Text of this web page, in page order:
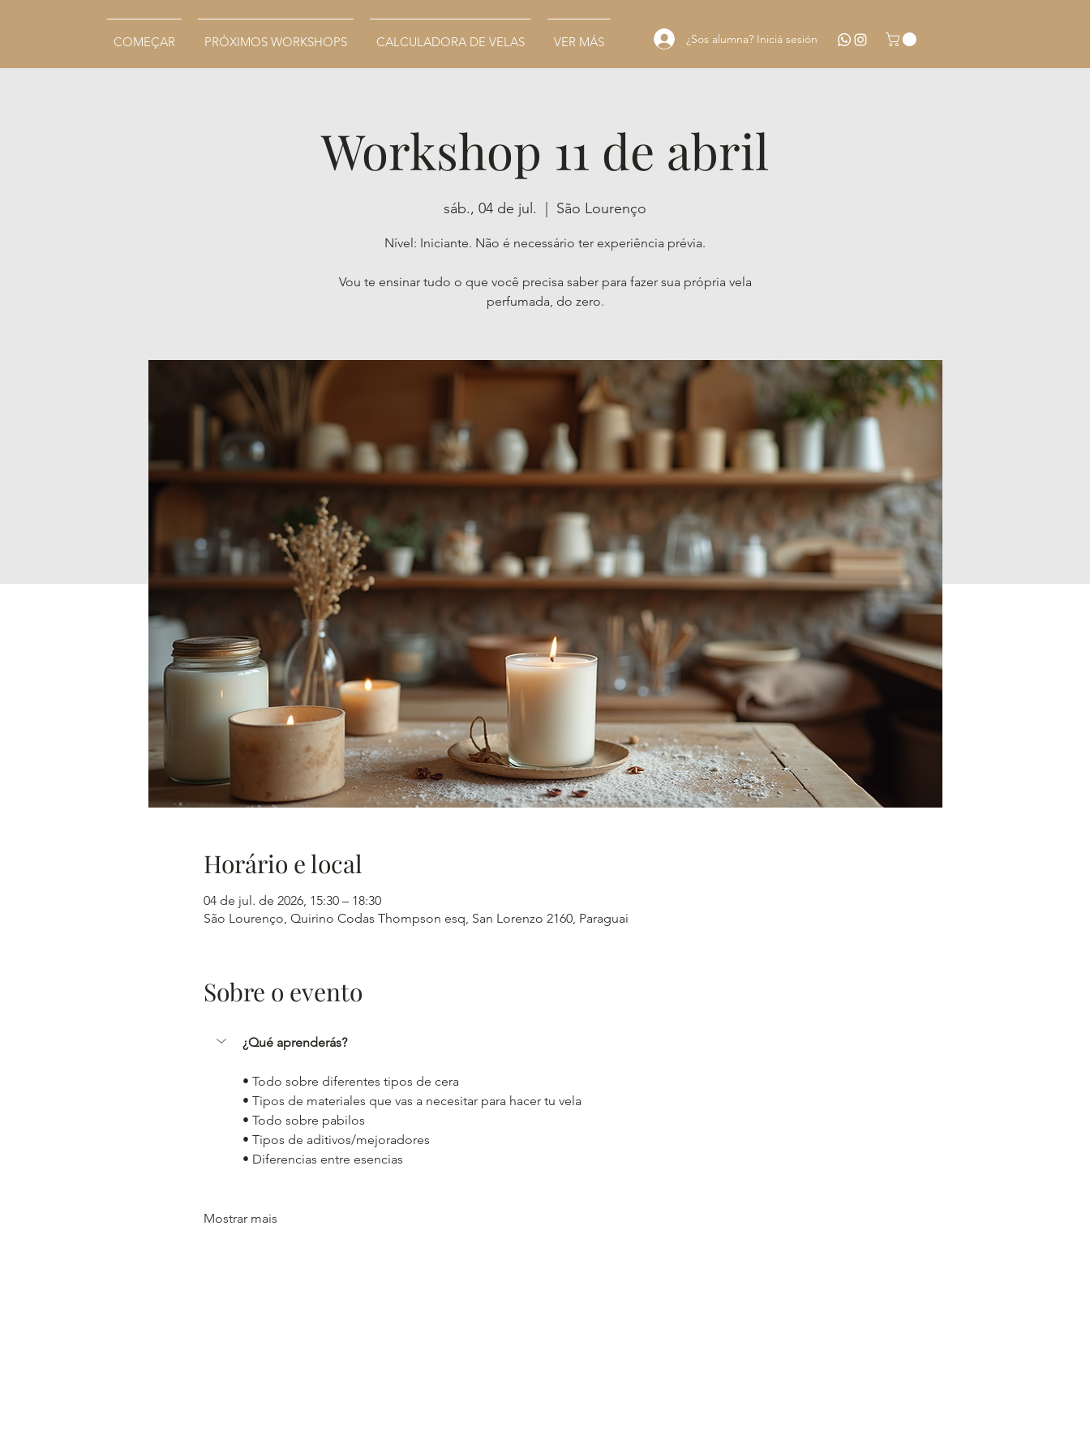
COMEÇAR PRÓXIMOS WORKSHOPS CALCULADORA DE VELAS VER MÁS ¿Sos alumna? Iniciá sesión
Workshop 11 de abril
sáb., 04 de jul. São Lourenço
Nível: Iniciante. Não é necessário ter experiência prévia.
Vou te ensinar tudo o que você precisa saber para fazer sua própria vela
perfumada, do zero.
Horário e local
04 de jul. de 2026, 15:30 – 18:30
São Lourenço, Quirino Codas Thompson esq, San Lorenzo 2160, Paraguai
Sobre o evento
¿Qué aprenderás?
• Todo sobre diferentes tipos de cera
• Tipos de materiales que vas a necesitar para hacer tu vela
• Todo sobre pabilos
• Tipos de aditivos/mejoradores
• Diferencias entre esencias
Mostrar mais